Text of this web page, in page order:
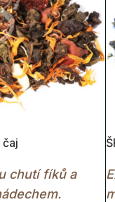
čaj
chutí fíků a